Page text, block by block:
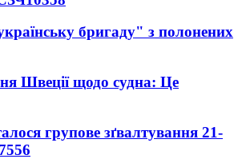
бригаду" з полонених
Швеції щодо судна: Це
групове зґвалтування 21-
7556